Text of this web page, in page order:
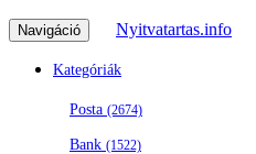
Navigáció Nyitvatartas.info
Kategóriák
Posta (2674)
Bank (1522)